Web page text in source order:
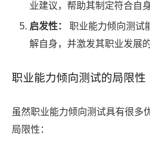
业建议，帮助其制定符合自
启发性：
职业能力倾向测试
解自身，并激发其职业发展
职业能力倾向测试的局限性
虽然职业能力倾向测试具有很多
局限性：